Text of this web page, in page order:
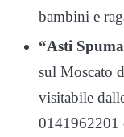
bambini e
“Asti
sul Moscato
visitabile
0141962201